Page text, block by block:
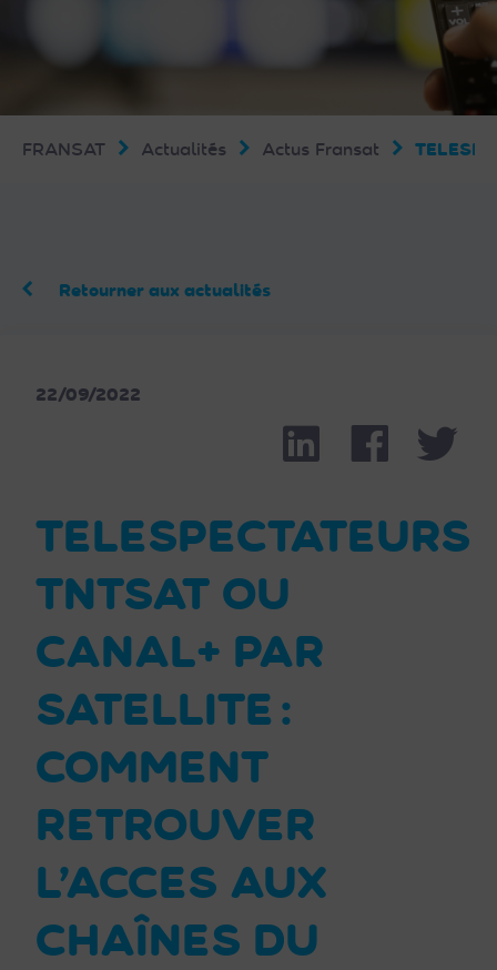
FRANSAT Actualités Actus Fransat
Retourner aux actualités
22/09/2022
Linkedin Facebook
TELESPECTATEURS
TNTSAT OU
CANAL+ PAR
SATELLITE :
COMMENT
RETROUVER
L’ACCES AUX
CHAÎNES DU